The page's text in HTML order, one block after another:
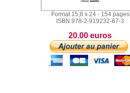
Format 15,8 x 24 - 154 pages
ISBN 978-2-919232-67-3
20.00 euros